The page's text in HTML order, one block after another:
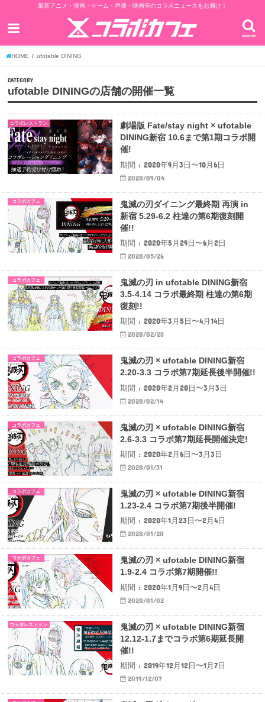
最新アニメ・漫画・ゲーム・声優・映画等のコラボニュースをお届け！
search
HOME ufotable DINING
CATEGORY
ufotable DININGの店舗の開催一覧
コラボレストラン
劇場版 Fate/stay night × ufotable
DINING新宿 10.6まで第1期コラボ開
催!
期間 : 2020年9月3日〜10月6日
2020/09/04
コラボカフェ
鬼滅の刃ダイニング最終期 再演 in
新宿 5.29-6.2 柱達の第6期復刻開
催!!
期間 : 2020年5月29日〜6月2日
2020/05/26
コラボカフェ
鬼滅の刃 in ufotable DINING新宿
3.5-4.14 コラボ最終期 柱達の第6期
復刻!!
期間 : 2020年3月5日〜4月14日
2020/02/28
コラボカフェ
鬼滅の刃 × ufotable DINING新宿
2.20-3.3 コラボ第7期延長後半開催!!
期間 : 2020年2月20日〜3月3日
2020/02/14
コラボカフェ
鬼滅の刃 × ufotable DINING新宿
2.6-3.3 コラボ第7期延長開催決定!
期間 : 2020年2月6日〜3月3日
2020/01/31
コラボカフェ
鬼滅の刃 × ufotable DINING新宿
1.23-2.4 コラボ第7期後半開催!
期間 : 2020年1月23日〜2月4日
2020/01/20
コラボカフェ
鬼滅の刃 × ufotable DINING新宿
1.9-2.4 コラボ第7期開催!!
期間 : 2020年1月9日〜2月4日
2020/01/02
コラボレストラン
鬼滅の刃 × ufotable DINING新宿
12.12-1.7までコラボ第6期延長開
催!!
期間 : 2019年12月12日〜1月7日
2019/12/07